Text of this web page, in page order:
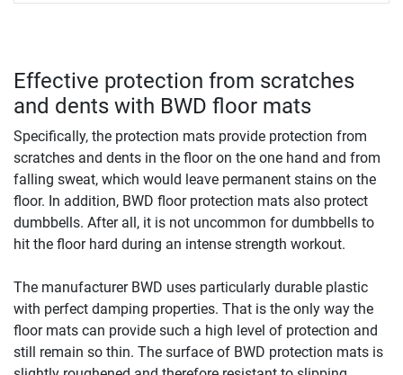
Effective protection from scratches
and dents with BWD floor mats
Specifically, the protection mats provide protection from
scratches and dents in the floor on the one hand and from
falling sweat, which would leave permanent stains on the
floor. In addition, BWD floor protection mats also protect
dumbbells. After all, it is not uncommon for dumbbells to
hit the floor hard during an intense strength workout.
The manufacturer BWD uses particularly durable plastic
with perfect damping properties. That is the only way the
floor mats can provide such a high level of protection and
still remain so thin. The surface of BWD protection mats is